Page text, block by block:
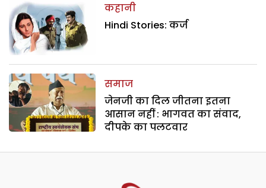
कहानी
Hindi Stories: कर्ज
समाज
जेनजी का दिल जीतना इतना
आसान नहीं : भागवत का संवाद,
दीपके का पलटवार